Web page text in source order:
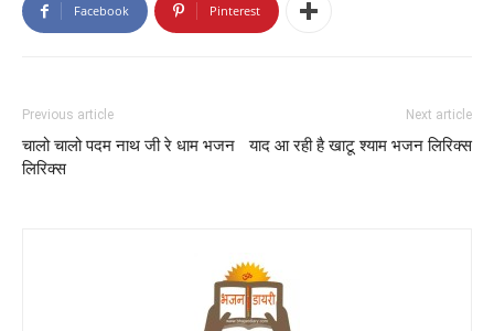
Facebook Pinterest
Previous article
चालो चालो पदम नाथ जी रे धाम भजन
लिरिक्स
Next article
याद आ रही है खाटू श्याम भजन लिरिक्स